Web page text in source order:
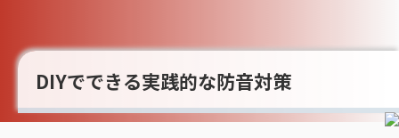
DIYでできる実践的な防音対策